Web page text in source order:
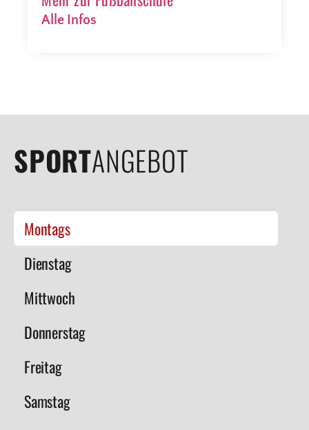
Alle Infos
SPORTANGEBOT
Montags
Dienstag
Mittwoch
Donnerstag
Freitag
Samstag